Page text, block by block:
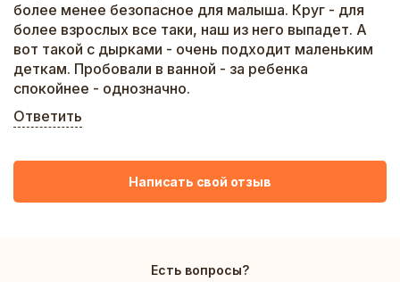
более менее безопасное для малыша. Круг - для
более взрослых все таки, наш из него выпадет. А
вот такой с дырками - очень подходит маленьким
деткам. Пробовали в ванной - за ребенка
спокойнее - однозначно.
Ответить
Написать свой отзыв
Есть вопросы?